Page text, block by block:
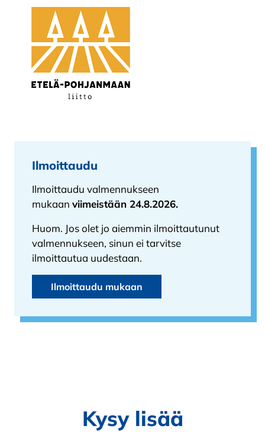
Ilmoittaudu
Ilmoittaudu valmennukseen
mukaan viimeistään 24.8.2026.
Huom. Jos olet jo aiemmin ilmoittautunut
valmennukseen, sinun ei tarvitse
ilmoittautua uudestaan.
Ilmoittaudu mukaan
Kysy lisää